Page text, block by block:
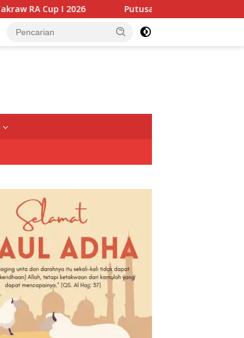
Putusan Banding Kasus PET Tuai Polemik, JAGA